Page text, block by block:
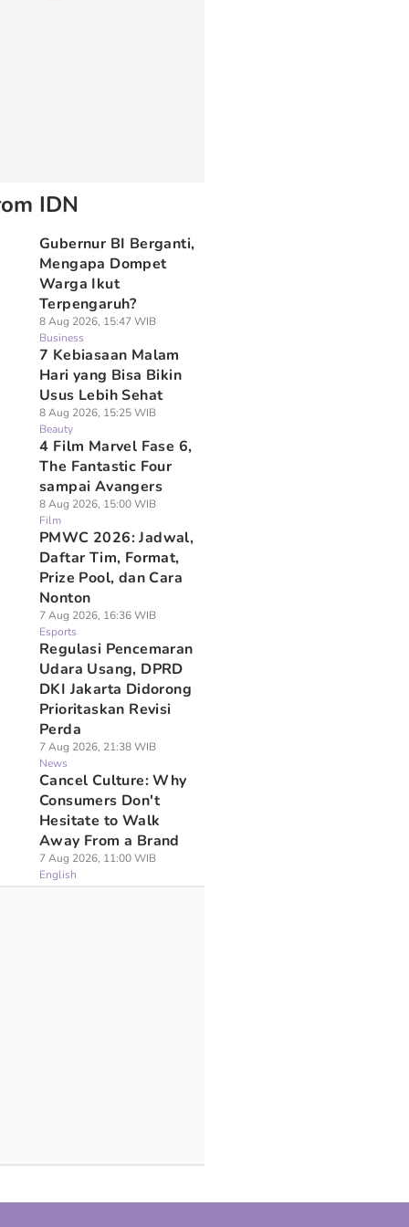
IDN
Gubernur BI Berganti,
Mengapa Dompet
Warga Ikut
Terpengaruh?
8 Aug 2026, 15:47 WIB
Business
7 Kebiasaan Malam
Hari yang Bisa Bikin
Usus Lebih Sehat
8 Aug 2026, 15:25 WIB
Beauty
4 Film Marvel Fase 6,
The Fantastic Four
sampai Avangers
8 Aug 2026, 15:00 WIB
Film
PMWC 2026: Jadwal,
Daftar Tim, Format,
Prize Pool, dan Cara
Nonton
7 Aug 2026, 16:36 WIB
Esports
Regulasi Pencemaran
Udara Usang, DPRD
DKI Jakarta Didorong
Prioritaskan Revisi
Perda
7 Aug 2026, 21:38 WIB
News
Cancel Culture: Why
Consumers Don't
Hesitate to Walk
Away From a Brand
7 Aug 2026, 11:00 WIB
English